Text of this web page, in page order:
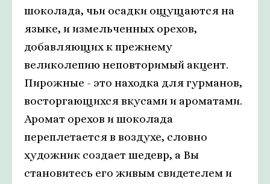
шоколада, чьи осадки ощущаются на
языке, и измельченных орехов,
добавляющих к прежнему
великолепию неповторимый акцент.
Пирожные - это находка для гурманов,
восторгающихся вкусами и ароматами.
Аромат орехов и шоколада
переплетается в воздухе, словно
художник создает шедевр, а Вы
становитесь его живым свидетелем и